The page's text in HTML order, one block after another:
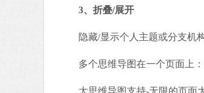
3、折叠/展开
隐藏/显示个人主题或分支机构
多个思维导图在一个页面上：
大思维导图支持-无限的页面大